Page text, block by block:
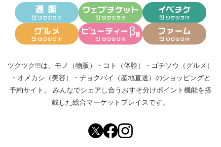
ツクツク!!!は、 モノ（物販） ・ コト（体験） ・ ゴチソウ（グルメ）
・ オメカシ（美容） ・ チョクバイ（産地直送） のショッピングと
予約サイト。
みんなでシェアし合う おすそ分けポイント機能を搭
載した総合マーケットプレイスです。